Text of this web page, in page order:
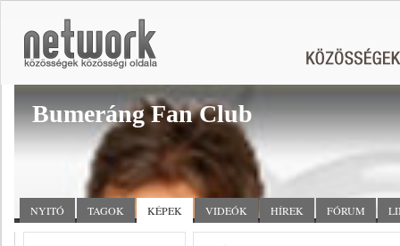
Bumeráng Fan Club
NYITÓ TAGOK KÉPEK VIDEÓK HÍREK FÓRUM